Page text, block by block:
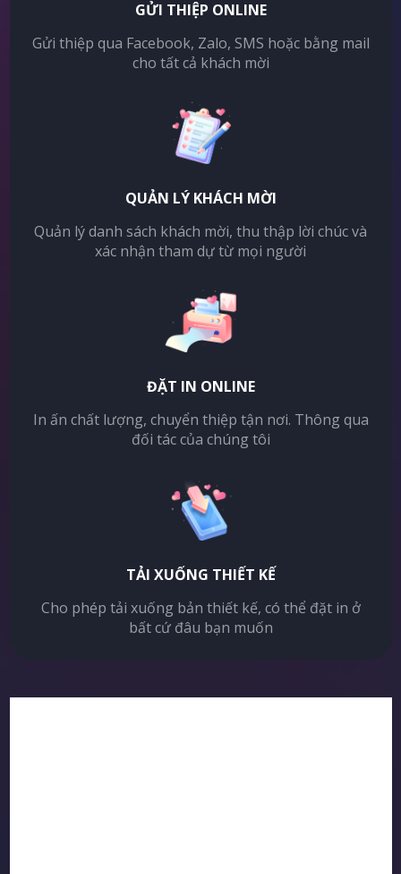
GỬI THIỆP ONLINE
Gửi thiệp qua Facebook, Zalo, SMS hoặc bằng mail
cho tất cả khách mời
QUẢN LÝ KHÁCH MỜI
Quản lý danh sách khách mời, thu thập lời chúc và
xác nhận tham dự từ mọi người
ĐẶT IN ONLINE
In ấn chất lượng, chuyển thiệp tận nơi. Thông qua
đối tác của chúng tôi
TẢI XUỐNG THIẾT KẾ
Cho phép tải xuống bản thiết kế, có thể đặt in ở
bất cứ đâu bạn muốn